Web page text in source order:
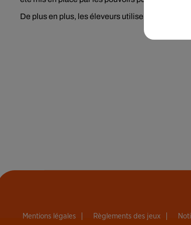
De plus en plus, les éleveurs utilisent des
Mentions légales Règlements des jeux